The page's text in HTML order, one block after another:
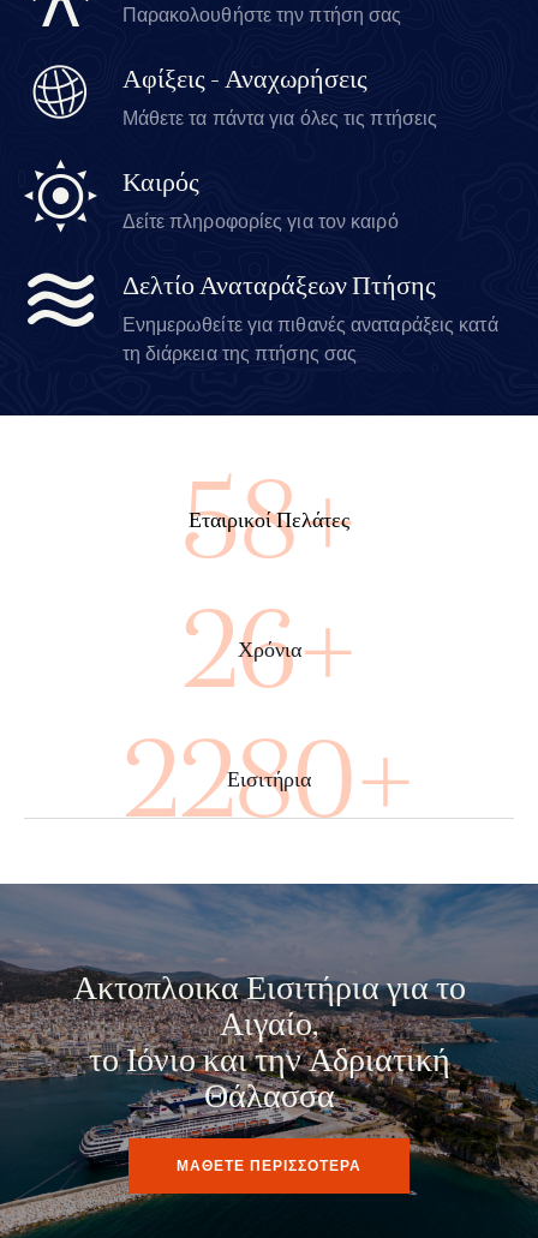
Παρακολουθήστε την πτήση σας
Αφίξεις - Αναχωρήσεις
Μάθετε τα πάντα για όλες τις πτήσεις
Καιρός
Δείτε πληροφορίες για τον καιρό
Δελτίο Αναταράξεων Πτήσης
Ενημερωθείτε για πιθανές αναταράξεις κατά
τη διάρκεια της πτήσης σας
96+
Εταιρικοί Πελάτες
43+
Χρόνια
3800+
Εισιτήρια
Ακτοπλοικα Εισιτήρια για το
Αιγαίο,
το Ιόνιο και την Αδριατική
Θάλασσα
ΜΑΘΕΤΕ ΠΕΡΙΣΣΟΤΕΡΑ